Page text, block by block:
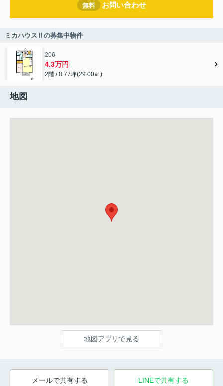
無料 お問い合わせ
ミカハウスⅡの募集中物件
206
4.3万円
2階 / 8.77坪(29.00㎡)
地図
地図アプリで見る
メールで共有する LINEで共有する